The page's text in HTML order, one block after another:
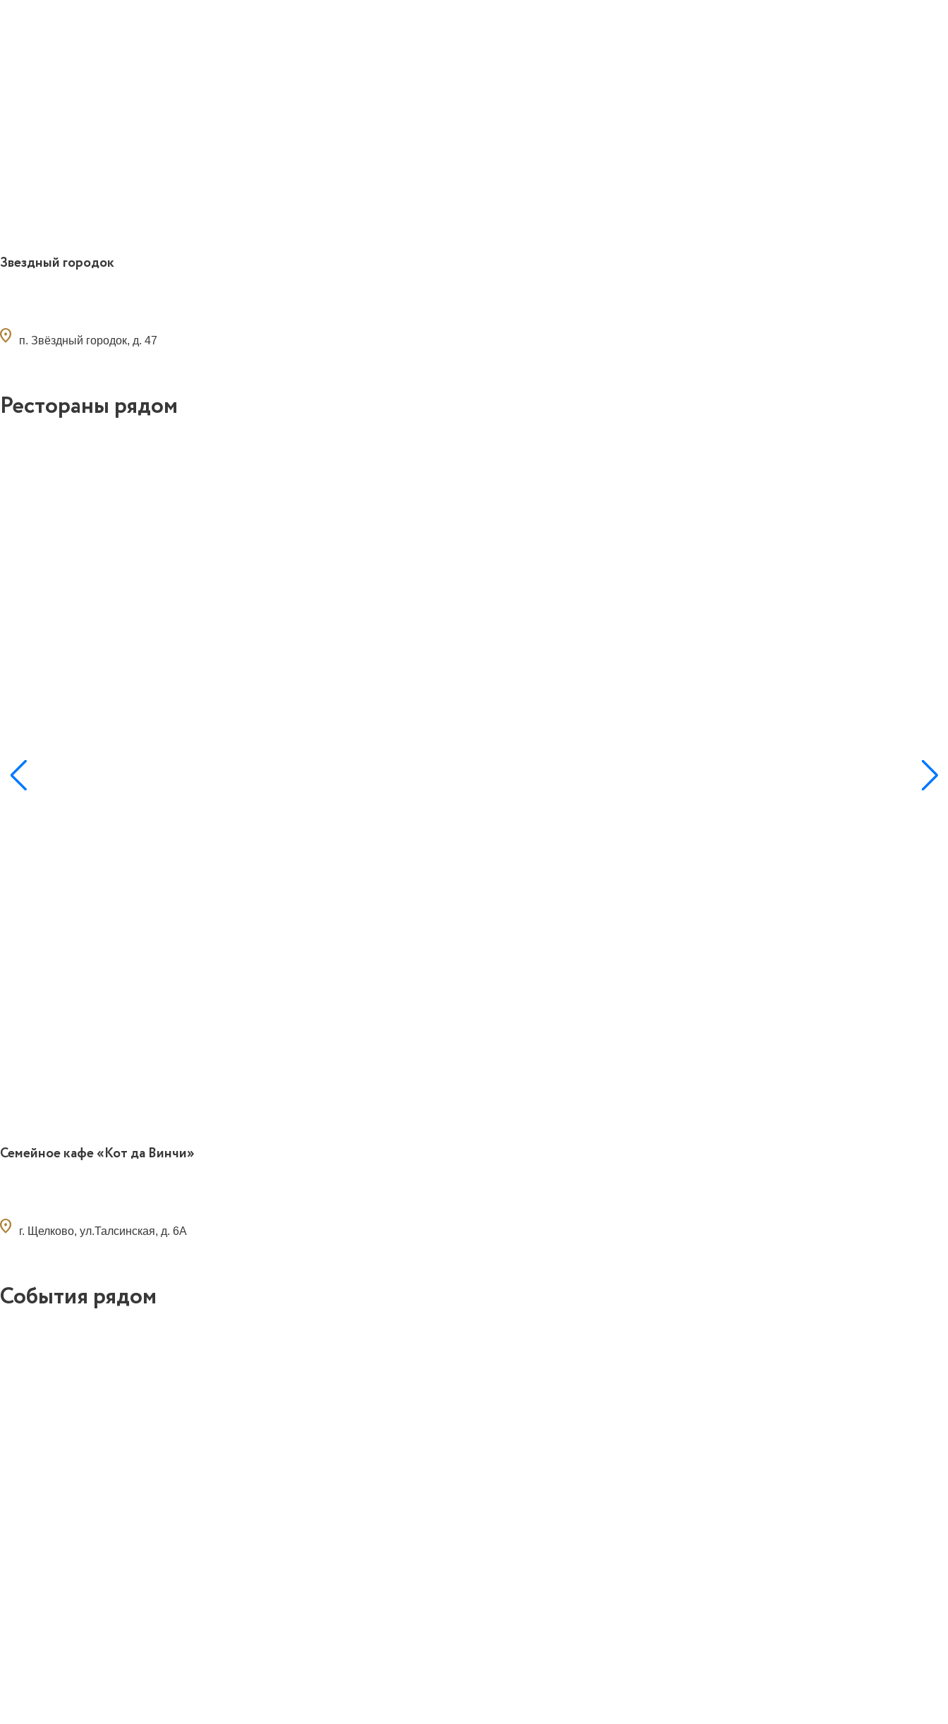
Звездный городок
п. Звёздный городок, д. 47
Рестораны рядом
Семейное кафе «Кот да Винчи»
г. Щелково, ул.Талсинская, д. 6А
События рядом